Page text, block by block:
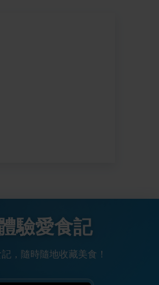
驗愛食記
，隨時隨地收藏美食！